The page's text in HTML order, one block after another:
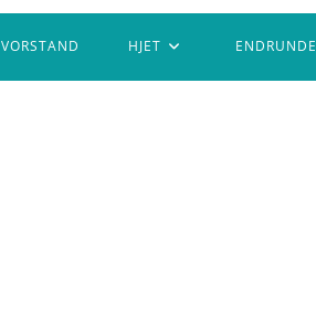
VORSTAND HJET ENDRUNDE